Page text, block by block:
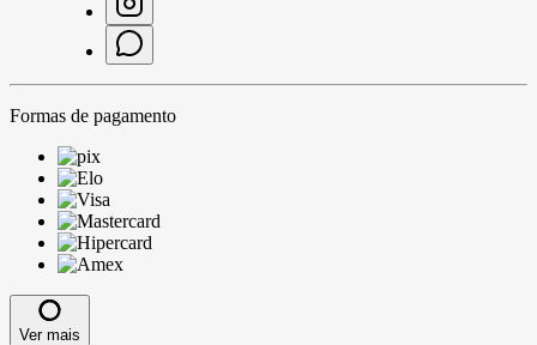
Formas de pagamento
Ver mais